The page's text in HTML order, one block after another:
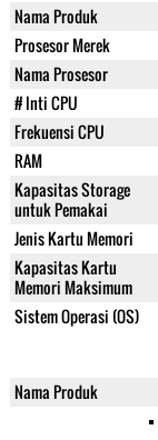
Nama Produk
Prosesor Merek
Nama Prosesor
# Inti CPU
Frekuensi CPU
RAM
Kapasitas Storage
untuk Pemakai
Jenis Kartu Memori
Kapasitas Kartu
Memori Maksimum
Sistem Operasi (OS)
Nama Produk